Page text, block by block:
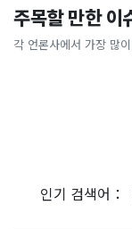
주목할 만한 이
각 언론사에서 가장 많
총리 영상에 "대체
칵‥日 배우도 "미친
MBC
“내 주식 진짜 상폐돼
막 경고장 ‘68건’
인기 검색어：